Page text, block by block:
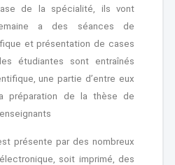
de la spécialité, ils vont
a des séances de
et présentation de cases
étudiantes sont entraînés
une partie d’entre eux
préparation de la thèse de
présente par des nombreux
soit imprimé, des